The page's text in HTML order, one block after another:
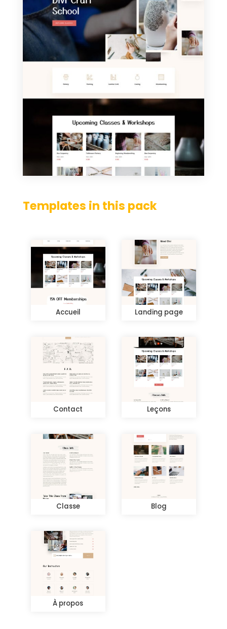
Templates in this pack
Accueil Landing page
Contact Leçons
Classe Blog
À propos